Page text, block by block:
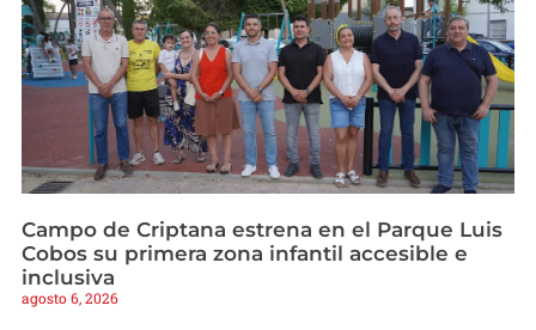
Campo de Criptana estrena en el Parque Luis
Cobos su primera zona infantil accesible e
inclusiva
agosto 6, 2026